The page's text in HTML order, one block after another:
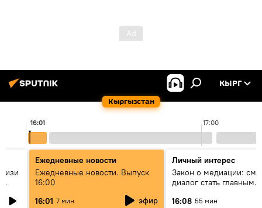
Кыргызстан
КЫРГ
17:00
16:01
изи
Ежедневные новости
Ежедневные новости. Выпуск
16:00
16:01 7 мин эфир
Личный интерес
Закон о медиации:
диалог стать главным
Кыргызстане?
16:08 55 мин